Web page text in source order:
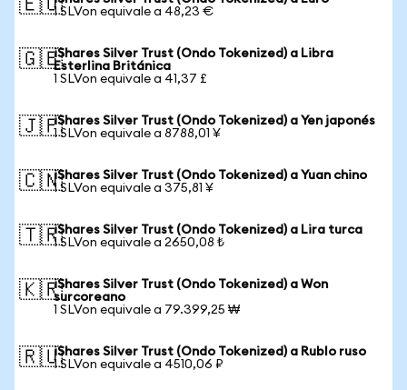
🇪🇺1 SLVon equivale a 48,23 €
🇬🇧iShares Silver Trust (Ondo Tokenized) a Libra
Esterlina Británica
1 SLVon equivale a 41,37 £
🇯🇵iShares Silver Trust (Ondo Tokenized) a Yen japonés
1 SLVon equivale a 8788,01 ¥
🇨🇳iShares Silver Trust (Ondo Tokenized) a Yuan chino
1 SLVon equivale a 375,81 ¥
🇹🇷iShares Silver Trust (Ondo Tokenized) a Lira turca
1 SLVon equivale a 2650,08 ₺
🇰🇷iShares Silver Trust (Ondo Tokenized) a Won
surcoreano
1 SLVon equivale a 79.399,25 ₩
🇷🇺iShares Silver Trust (Ondo Tokenized) a Rublo ruso
1 SLVon equivale a 4510,06 ₽